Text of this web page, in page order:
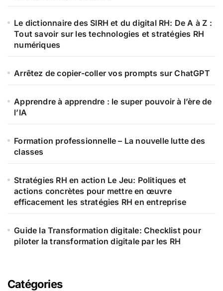
Le dictionnaire des SIRH et du digital RH: De A à Z :
Tout savoir sur les technologies et stratégies RH
numériques
Arrêtez de copier-coller vos prompts sur ChatGPT
Apprendre à apprendre : le super pouvoir à l’ère de
l’IA
Formation professionnelle – La nouvelle lutte des
classes
Stratégies RH en action Le Jeu: Politiques et
actions concrètes pour mettre en œuvre
efficacement les stratégies RH en entreprise
Guide la Transformation digitale: Checklist pour
piloter la transformation digitale par les RH
Catégories